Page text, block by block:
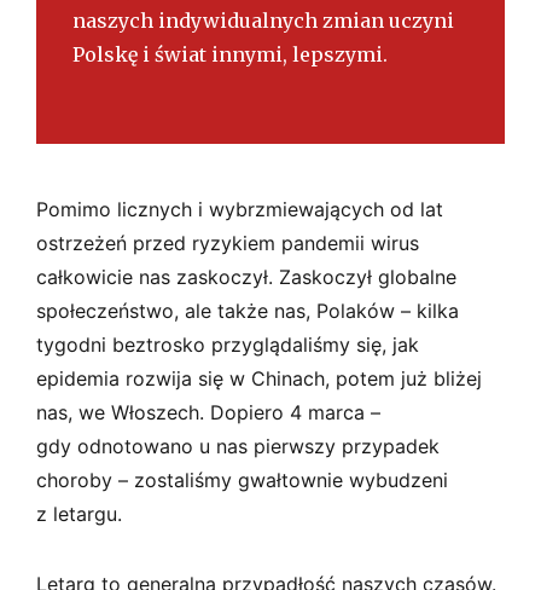
naszych indywidualnych zmian uczyni
Polskę i świat innymi, lepszymi.
Pomimo licznych i wybrzmiewających od lat
ostrzeżeń przed ryzykiem pandemii wirus
całkowicie nas zaskoczył. Zaskoczył globalne
społeczeństwo, ale także nas, Polaków – kilka
tygodni beztrosko przyglądaliśmy się, jak
epidemia rozwija się w Chinach, potem już bliżej
nas, we Włoszech. Dopiero 4 marca –
gdy odnotowano u nas pierwszy przypadek
choroby – zostaliśmy gwałtownie wybudzeni
z letargu.
Letarg to generalna przypadłość naszych czasów.